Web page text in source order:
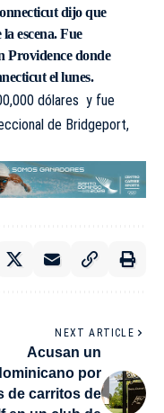
dijo que
escena. Fue
Providence donde
el lunes.
dólares y fue
de Bridgeport,
NEXT ARTICLE
Acusan un
por
de carritos de